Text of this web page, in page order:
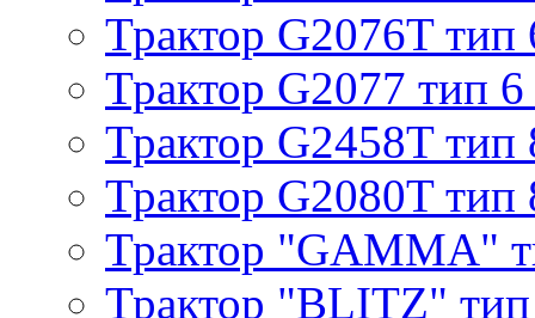
Трактор G2076T тип
Трактор G2077 тип 6
Трактор G2458T тип
Трактор G2080T тип
Трактор "GAMMA"
Трактор "BLITZ"